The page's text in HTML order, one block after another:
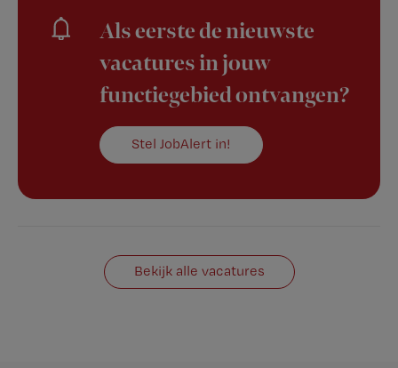
Als eerste de nieuwste
vacatures in jouw
functiegebied ontvangen?
Stel JobAlert in!
Bekijk alle vacatures